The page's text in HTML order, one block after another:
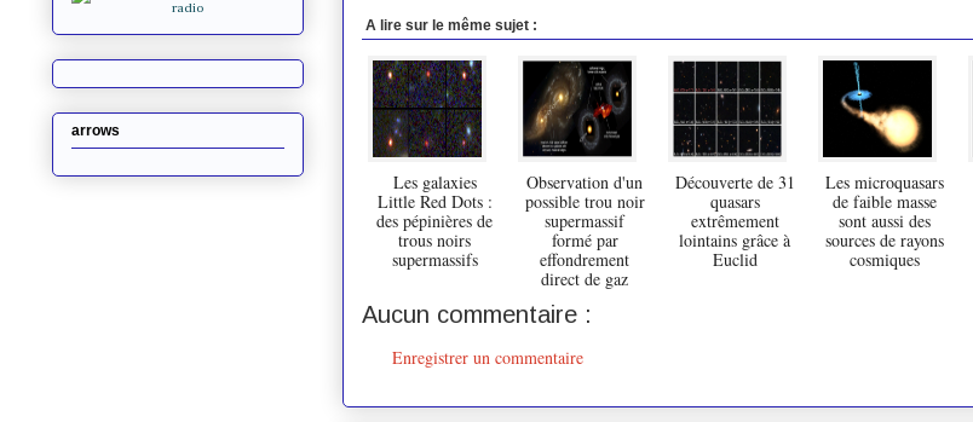
A lire sur le même sujet :
Les galaxies
Little Red Dots :
des pépinières de
trous noirs
supermassifs
Observation d'un
possible trou noir
supermassif
formé par
effondrement
direct de gaz
Découverte de 31
quasars
extrêmement
lointains grâce à
Euclid
Les microquasars
de faible masse
sont aussi des
sources de rayons
cosmiques
Aucun commentaire :
Enregistrer un commentaire
arrows